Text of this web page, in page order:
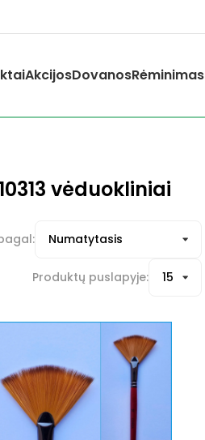
AkcijosDovanosRėminimas
vėduokliniai
Produktų puslapyje: